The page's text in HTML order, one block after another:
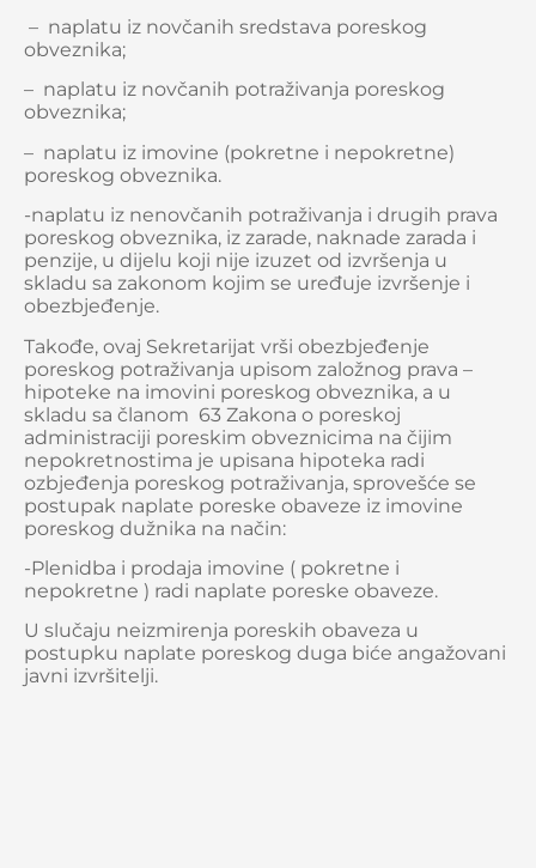
– naplatu iz novčanih sredstava poreskog
obveznika;
– naplatu iz novčanih potraživanja poreskog
obveznika;
– naplatu iz imovine (pokretne i nepokretne)
poreskog obveznika.
-naplatu iz nenovčanih potraživanja i drugih prava
poreskog obveznika, iz zarade, naknade zarada i
penzije, u dijelu koji nije izuzet od izvršenja u
skladu sa zakonom kojim se uređuje izvršenje i
obezbjeđenje.
Takođe, ovaj Sekretarijat vrši obezbjeđenje
poreskog potraživanja upisom založnog prava –
hipoteke na imovini poreskog obveznika, a u
skladu sa članom 63 Zakona o poreskoj
administraciji poreskim obveznicima na čijim
nepokretnostima je upisana hipoteka radi
ozbjeđenja poreskog potraživanja, sprovešće se
postupak naplate poreske obaveze iz imovine
poreskog dužnika na način:
-Plenidba i prodaja imovine ( pokretne i
nepokretne ) radi naplate poreske obaveze.
U slučaju neizmirenja poreskih obaveza u
postupku naplate poreskog duga biće angažovani
javni izvršitelji.